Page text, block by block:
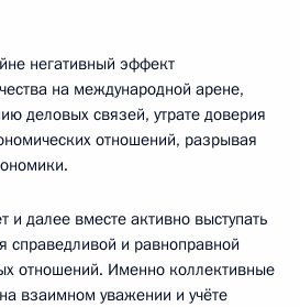
негативный эффект
на международной арене,
деловых связей, утрате доверия
отношений, разрывая
далее вместе активно выступать
справедливой и равноправной
отношений. Именно коллективные
взаимном уважении и учёте